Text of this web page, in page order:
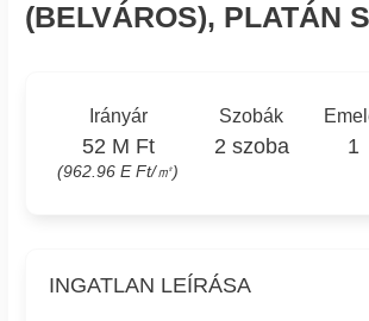
(BELVÁROS), PLATÁN
Irányár
52 M Ft
(962.96 E Ft/㎡)
Szobák
2 szoba 1
INGATLAN LEÍRÁSA